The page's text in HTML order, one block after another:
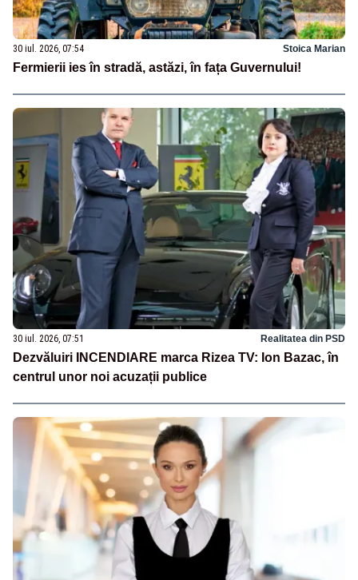
30 iul. 2026, 07:54 Stoica Marian
Fermierii ies în stradă, astăzi, în fața Guvernului!
30 iul. 2026, 07:51 Realitatea din PSD
Dezvăluiri INCENDIARE marca Rizea TV: Ion Bazac, în
centrul unor noi acuzații publice